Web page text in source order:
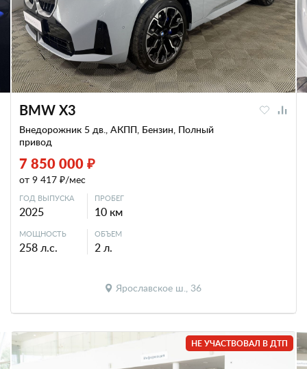
BMW X3
Внедорожник 5 дв., АКПП, Бензин, Полный
привод
7 850 000 ₽
от 9 417 ₽/мес
ГОД ВЫПУСКА
2025
ПРОБЕГ
10 км
МОЩНОСТЬ
258 л.с.
ОБЪЕМ
2 л.
Ярославское ш., 36
НЕ УЧАСТВОВАЛ В ДТП